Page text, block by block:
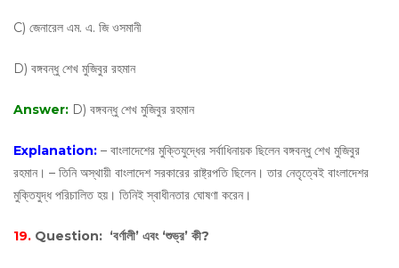
C) জেনারেল এম. এ. জি ওসমানী
D) বঙ্গবন্ধু শেখ মুজিবুর রহমান
Answer: D) বঙ্গবন্ধু শেখ মুজিবুর রহমান
Explanation: – বাংলাদেশের মুক্তিযুদ্ধের সর্বাধিনায়ক ছিলেন বঙ্গবন্ধু শেখ মুজিবুর
রহমান। – তিনি অস্থায়ী বাংলাদেশ সরকারের রাষ্ট্রপতি ছিলেন। তার নেতৃত্বেই বাংলাদেশর
মুক্তিযুদ্ধ পরিচালিত হয়। তিনিই স্বাধীনতার ঘোষণা করেন।
19. Question: ‘বর্ণালী’ এবং ‘শুভ্র’ কী?